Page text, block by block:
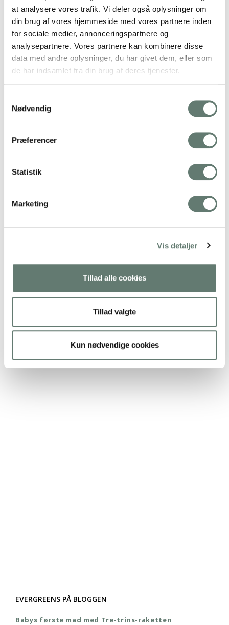
at analysere vores trafik. Vi deler også oplysninger om
din brug af vores hjemmeside med vores partnere inden
for sociale medier, annonceringspartnere og
analysepartnere. Vores partnere kan kombinere disse
data med andre oplysninger, du har givet dem, eller som
de har indsamlet fra din brug af deres tjenester.
Nødvendig
Præferencer
Statistik
Marketing
Vis detaljer
Tillad alle cookies
Tillad valgte
Kun nødvendige cookies
EVERGREENS PÅ BLOGGEN
Babys første mad med Tre-trins-raketten